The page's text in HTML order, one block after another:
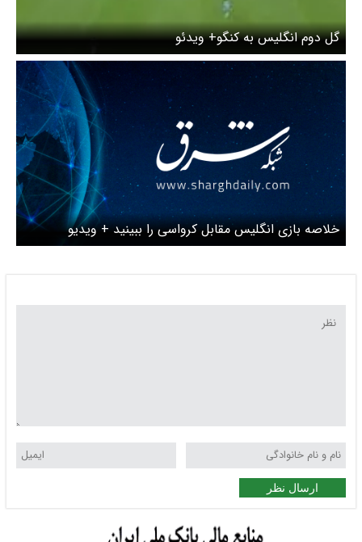
گل دوم انگلیس به کنگو+ ویدئو
خلاصه بازی انگلیس مقابل کرواسی را ببینید + ویدیو
ارسال نظر